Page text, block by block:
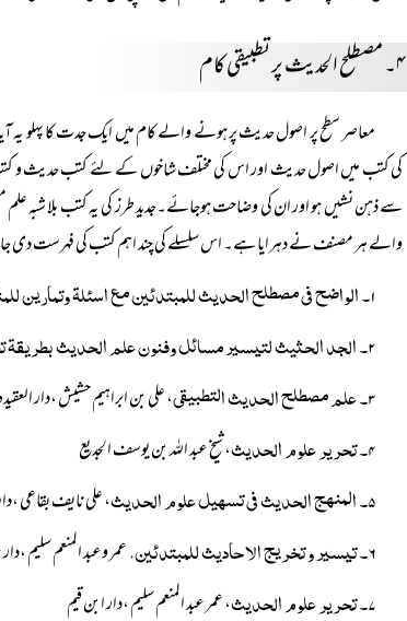
۴۔ مصطلح الحدیث پر تطبیقی کام
معاصر سطح پر اصول حدیث پر ہونے والے کام میں ایک جدت کا پہلو یہ
کی کتب میں اصول حدیث اور اس کی مختلف شاخوں کے لئے کتب حدیث و کتب
سے ذہن نشیں ہو اور ان کی وضاحت ہوجائے۔جدید طرز کی یہ کتب بلا شبہ علم
والے ہر مصنف نے دہرایا ہے۔ اس سلسلے کی چند اہم کتب کی فہرست دی
۱۔ الواضح فی مصطلح الحدیث للمبتدئین مع اسئلۃ وتمارین للمناقشۃ
۲۔ الجد الحثیث لتیسیر مسائل وفنون علم الحدیث بطریقۃ تطبیقیۃ وامثلۃ عملیۃ
۳۔ علم مصطلح الحدیث التطبیقی ، علی بن ابراہیم حشیش ،دار
۴۔ تحریر علوم الحدیث ، شیخ عبد اللہ بن یوسف الجدیع
۵۔ المنھج الحدیث فی تسھیل علوم الحدیث ، علی نایف بقاعی
۶۔ تیسیر و تخریج الاحادیث للمبتدئین، عمر وعبد المنعم سلیم
۷۔ تحریر علوم الحدیث ، عمر عبد المنعم سلیم ،دار ابن قیم